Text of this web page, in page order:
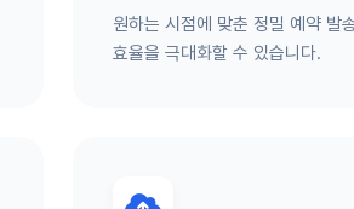
원하는 시점에 맞춘 정밀 예약 발
효율을 극대화할 수 있습니다.